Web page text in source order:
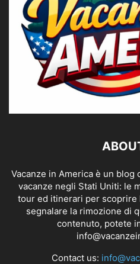
Vacanze in America è un
vacanze negli Stati Uniti: le
tour ed itinerari per scoprire
segnalare la rimozione di
contenuto, potete
Contact us: